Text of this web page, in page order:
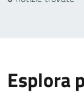
Esplora